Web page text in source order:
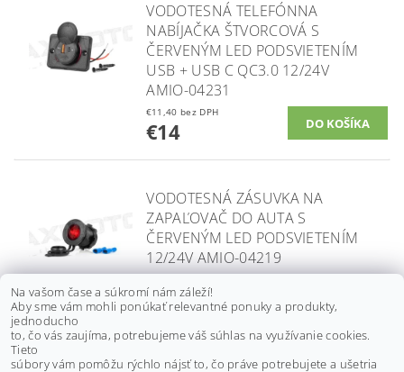
VODOTESNÁ TELEFÓNNA
NABÍJAČKA ŠTVORCOVÁ S
ČERVENÝM LED PODSVIETENÍM
USB + USB C QC3.0 12/24V
AMIO-04231
€11,40 bez DPH
€14
VODOTESNÁ ZÁSUVKA NA
ZAPAĽOVAČ DO AUTA S
ČERVENÝM LED PODSVIETENÍM
12/24V AMIO-04219
€4,20
VODOTESNÁ ZÁSUVKA NA
Na vašom čase a súkromí nám záleží!
Aby sme vám mohli ponúkať relevantné ponuky a produkty,
jednoducho
to, čo vás zaujíma, potrebujeme váš súhlas na využívanie cookies.
Tieto
súbory vám pomôžu rýchlo nájsť to, čo práve potrebujete a ušetria